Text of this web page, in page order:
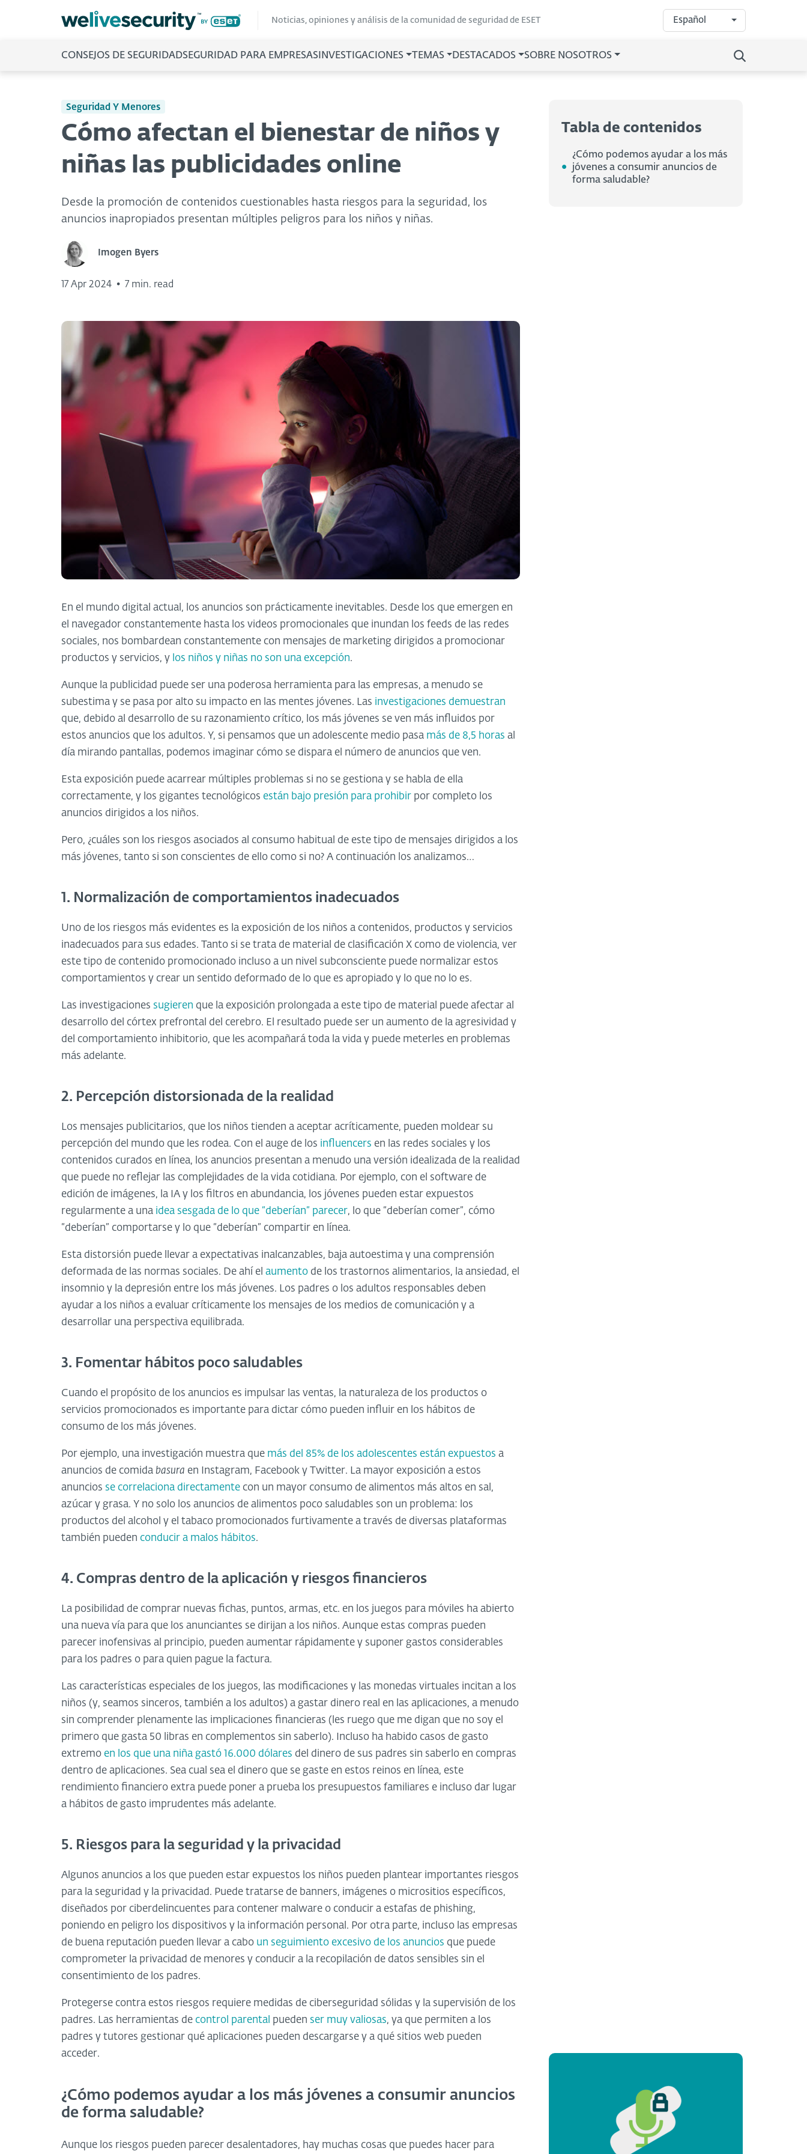
Noticias, opiniones y análisis de la comunidad de seguridad de ESET Español
CONSEJOS DE SEGURIDADSEGURIDAD PARA EMPRESAS INVESTIGACIONES TEMAS DESTACADOS SOBRE NOSOTROS
Seguridad Y Menores
Cómo afectan el bienestar de niños y
niñas las publicidades online
Desde la promoción de contenidos cuestionables hasta riesgos para la seguridad, los
anuncios inapropiados presentan múltiples peligros para los niños y niñas.
Imogen Byers
17 Apr 2024 • 7 min. read
En el mundo digital actual, los anuncios son prácticamente inevitables. Desde los que emergen en
el navegador constantemente hasta los videos promocionales que inundan los feeds de las redes
sociales, nos bombardean constantemente con mensajes de marketing dirigidos a promocionar
productos y servicios, y los niños y niñas no son una excepción.
Aunque la publicidad puede ser una poderosa herramienta para las empresas, a menudo se
subestima y se pasa por alto su impacto en las mentes jóvenes. Las investigaciones demuestran
que, debido al desarrollo de su razonamiento crítico, los más jóvenes se ven más influidos por
estos anuncios que los adultos. Y, si pensamos que un adolescente medio pasa más de 8,5 horas al
día mirando pantallas, podemos imaginar cómo se dispara el número de anuncios que ven.
Esta exposición puede acarrear múltiples problemas si no se gestiona y se habla de ella
correctamente, y los gigantes tecnológicos están bajo presión para prohibir por completo los
anuncios dirigidos a los niños.
Pero, ¿cuáles son los riesgos asociados al consumo habitual de este tipo de mensajes dirigidos a los
más jóvenes, tanto si son conscientes de ello como si no? A continuación los analizamos…
1. Normalización de comportamientos inadecuados
Uno de los riesgos más evidentes es la exposición de los niños a contenidos, productos y servicios
inadecuados para sus edades. Tanto si se trata de material de clasificación X como de violencia, ver
este tipo de contenido promocionado incluso a un nivel subconsciente puede normalizar estos
comportamientos y crear un sentido deformado de lo que es apropiado y lo que no lo es.
Las investigaciones sugieren que la exposición prolongada a este tipo de material puede afectar al
desarrollo del córtex prefrontal del cerebro. El resultado puede ser un aumento de la agresividad y
del comportamiento inhibitorio, que les acompañará toda la vida y puede meterles en problemas
más adelante.
2. Percepción distorsionada de la realidad
Los mensajes publicitarios, que los niños tienden a aceptar acríticamente, pueden moldear su
percepción del mundo que les rodea. Con el auge de los influencers en las redes sociales y los
contenidos curados en línea, los anuncios presentan a menudo una versión idealizada de la realidad
que puede no reflejar las complejidades de la vida cotidiana. Por ejemplo, con el software de
edición de imágenes, la IA y los filtros en abundancia, los jóvenes pueden estar expuestos
regularmente a una idea sesgada de lo que “deberían” parecer, lo que “deberían comer”, cómo
“deberían” comportarse y lo que “deberían” compartir en línea.
Esta distorsión puede llevar a expectativas inalcanzables, baja autoestima y una comprensión
deformada de las normas sociales. De ahí el aumento de los trastornos alimentarios, la ansiedad, el
insomnio y la depresión entre los más jóvenes. Los padres o los adultos responsables deben
ayudar a los niños a evaluar críticamente los mensajes de los medios de comunicación y a
desarrollar una perspectiva equilibrada.
3. Fomentar hábitos poco saludables
Cuando el propósito de los anuncios es impulsar las ventas, la naturaleza de los productos o
servicios promocionados es importante para dictar cómo pueden influir en los hábitos de
consumo de los más jóvenes.
Por ejemplo, una investigación muestra que más del 85% de los adolescentes están expuestos a
anuncios de comida basura en Instagram, Facebook y Twitter. La mayor exposición a estos
anuncios se correlaciona directamente con un mayor consumo de alimentos más altos en sal,
azúcar y grasa. Y no solo los anuncios de alimentos poco saludables son un problema: los
productos del alcohol y el tabaco promocionados furtivamente a través de diversas plataformas
también pueden conducir a malos hábitos.
4. Compras dentro de la aplicación y riesgos financieros
La posibilidad de comprar nuevas fichas, puntos, armas, etc. en los juegos para móviles ha abierto
una nueva vía para que los anunciantes se dirijan a los niños. Aunque estas compras pueden
parecer inofensivas al principio, pueden aumentar rápidamente y suponer gastos considerables
para los padres o para quien pague la factura.
Las características especiales de los juegos, las modificaciones y las monedas virtuales incitan a los
niños (y, seamos sinceros, también a los adultos) a gastar dinero real en las aplicaciones, a menudo
sin comprender plenamente las implicaciones financieras (les ruego que me digan que no soy el
primero que gasta 50 libras en complementos sin saberlo). Incluso ha habido casos de gasto
extremo en los que una niña gastó 16.000 dólares del dinero de sus padres sin saberlo en compras
dentro de aplicaciones. Sea cual sea el dinero que se gaste en estos reinos en línea, este
rendimiento financiero extra puede poner a prueba los presupuestos familiares e incluso dar lugar
a hábitos de gasto imprudentes más adelante.
5. Riesgos para la seguridad y la privacidad
Algunos anuncios a los que pueden estar expuestos los niños pueden plantear importantes riesgos
para la seguridad y la privacidad. Puede tratarse de banners, imágenes o micrositios específicos,
diseñados por ciberdelincuentes para contener malware o conducir a estafas de phishing,
poniendo en peligro los dispositivos y la información personal. Por otra parte, incluso las empresas
de buena reputación pueden llevar a cabo un seguimiento excesivo de los anuncios que puede
comprometer la privacidad de menores y conducir a la recopilación de datos sensibles sin el
consentimiento de los padres.
Protegerse contra estos riesgos requiere medidas de ciberseguridad sólidas y la supervisión de los
padres. Las herramientas de control parental pueden ser muy valiosas, ya que permiten a los
padres y tutores gestionar qué aplicaciones pueden descargarse y a qué sitios web pueden
acceder.
¿Cómo podemos ayudar a los más jóvenes a consumir anuncios
de forma saludable?
Aunque los riesgos pueden parecer desalentadores, hay muchas cosas que puedes hacer para
Tabla de contenidos
¿Cómo podemos ayudar a los más
jóvenes a consumir anuncios de
forma saludable?